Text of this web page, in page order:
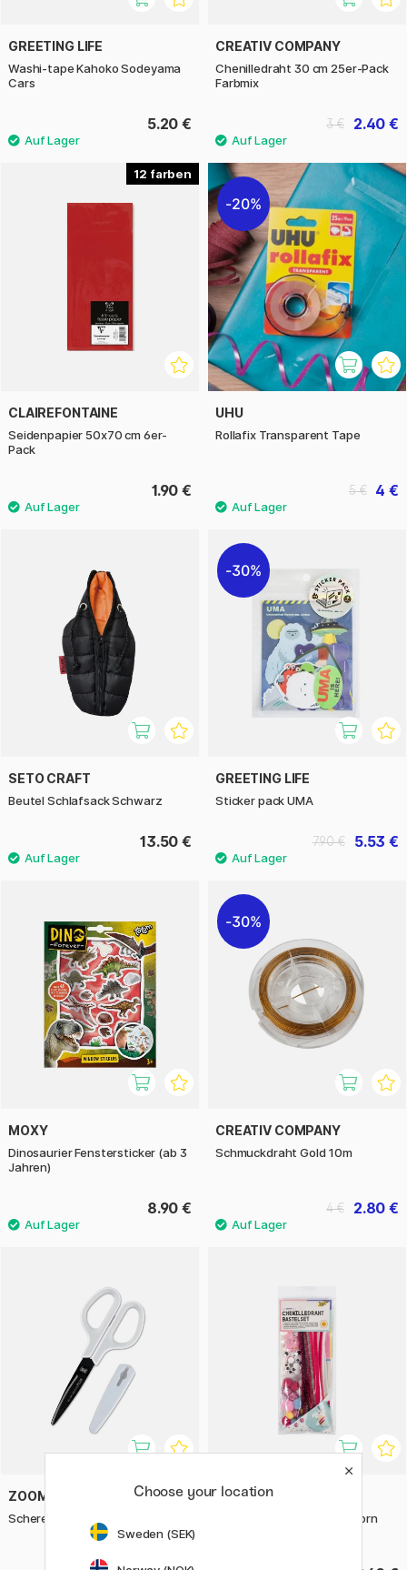
GREETING LIFE
Washi-tape Kahoko Sodeyama
Cars
5.20 €
CREATIV COMPANY
Chenilledraht 30 cm 25er-Pack
Farbmix
2.40 €
3 €
12
CLAIREFONTAINE
Seidenpapier 50x70 cm 6er-
Pack
1.90 €
20%
UHU
Rollafix Transparent Tape
4 €
5 €
SETO CRAFT
Beutel Schlafsack Schwarz
13.50 €
30%
GREETING LIFE
Sticker pack UMA
5.53 €
7.90 €
MOXY
Dinosaurier Fenstersticker (ab 3
Jahren)
8.90 €
30%
CREATIV COMPANY
Schmuckdraht Gold 10m
2.80 €
4 €
ZOOMY BUNGU
Schere Allround
FOLIA
DYI-kit Chenilledraht Unicorn
Choose your location
Sweden (SEK)